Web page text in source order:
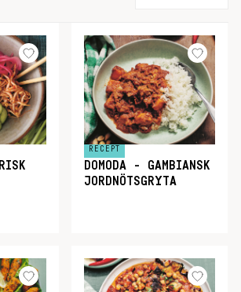
RECEPT
DOMODA - GAMBIANSK
JORDNÖTSGRYTA